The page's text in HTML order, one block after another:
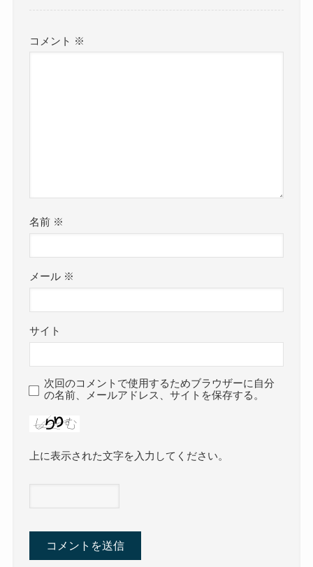
コメント ※
名前 ※
メール ※
サイト
次回のコメントで使用するためブラウザーに自分
の名前、メールアドレス、サイトを保存する。
上に表示された文字を入力してください。